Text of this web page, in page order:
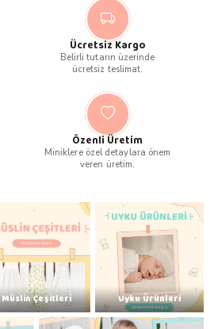
Ücretsiz Kargo
Belirli tutarın üzerinde
ücretsiz teslimat.
Özenli Üretim
Miniklere özel detaylara önem
veren üretim.
Müslin Çeşitleri Uyku Ürünleri